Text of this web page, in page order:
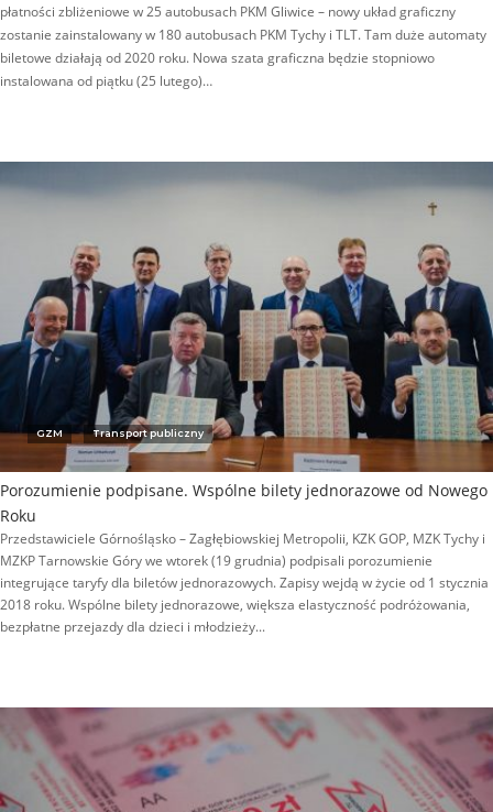
płatności zbliżeniowe w 25 autobusach PKM Gliwice – nowy układ graficzny
zostanie zainstalowany w 180 autobusach PKM Tychy i TLT. Tam duże automaty
biletowe działają od 2020 roku. Nowa szata graficzna będzie stopniowo
instalowana od piątku (25 lutego)…
GZM Transport publiczny
Porozumienie podpisane. Wspólne bilety jednorazowe od Nowego
Roku
Przedstawiciele Górnośląsko – Zagłębiowskiej Metropolii, KZK GOP, MZK Tychy i
MZKP Tarnowskie Góry we wtorek (19 grudnia) podpisali porozumienie
integrujące taryfy dla biletów jednorazowych. Zapisy wejdą w życie od 1 stycznia
2018 roku. Wspólne bilety jednorazowe, większa elastyczność podróżowania,
bezpłatne przejazdy dla dzieci i młodzieży...